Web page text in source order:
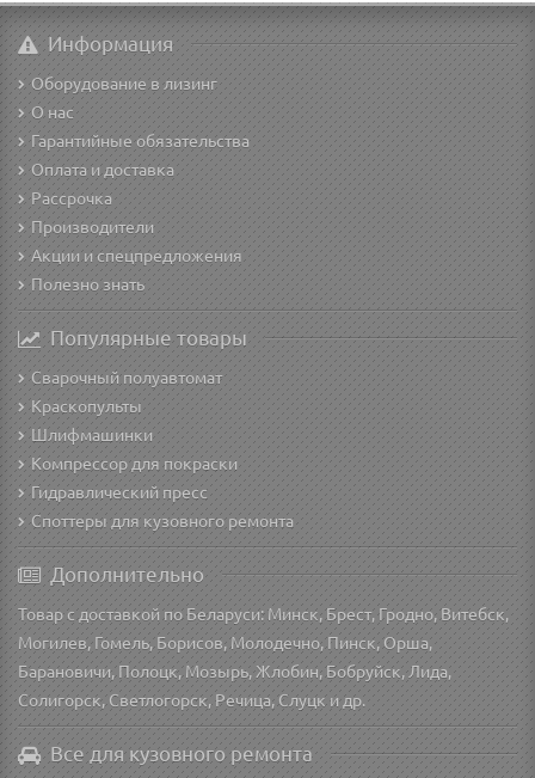
Информация
Оборудование в лизинг
О нас
Гарантийные обязательства
Оплата и доставка
Рассрочка
Производители
Акции и спецпредложения
Полезно знать
Популярные товары
Сварочный полуавтомат
Краскопульты
Шлифмашинки
Компрессор для покраски
Гидравлический пресс
Споттеры для кузовного ремонта
Дополнительно
Товар с доставкой по Беларуси: Минск, Брест, Гродно, Витебск,
Могилев, Гомель, Борисов, Молодечно, Пинск, Орша,
Барановичи, Полоцк, Мозырь, Жлобин, Бобруйск, Лида,
Солигорск, Светлогорск, Речица, Слуцк и др.
Все для кузовного ремонта